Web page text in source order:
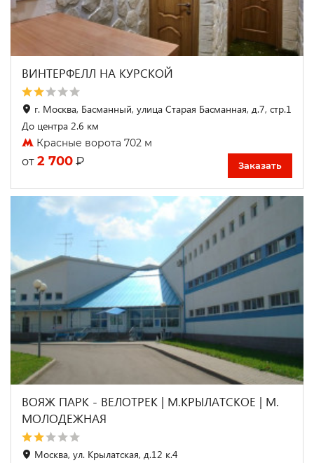
ВИНТЕРФЕЛЛ НА КУРСКОЙ
г. Москва, Басманный, улица Старая Басманная, д.7, стр.1
До центра 2.6 км
Красные ворота 702 м
от 2 700 ₽ Заказать
ВОЯЖ ПАРК - ВЕЛОТРЕК | М.КРЫЛАТСКОЕ | М.
МОЛОДЕЖНАЯ
Москва, ул. Крылатская, д.12 к.4